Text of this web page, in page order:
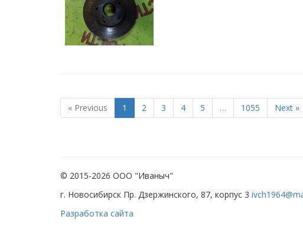
« Previous 1 2 3 4 5 … 1055 Next »
© 2015-2026 ООО "Иваныч"
г. Новосибирск Пр. Дзержинского, 87, корпус 3
Разработка сайта